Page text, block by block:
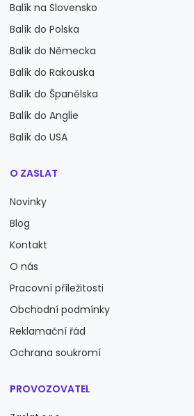
Balík na Slovensko
Balík do Polska
Balík do Německa
Balík do Rakouska
Balík do Španělska
Balík do Anglie
Balík do USA
O ZASLAT
Novinky
Blog
Kontakt
O nás
Pracovní příležitosti
Obchodní podmínky
Reklamační řád
Ochrana soukromí
PROVOZOVATEL